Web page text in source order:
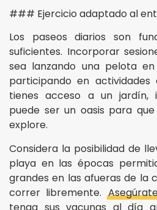
### Ejercicio adaptado al
Los paseos diarios son
suficientes. Incorporar
sea lanzando una pelota
participando en actividades
tienes acceso a un jardín,
puede ser un oasis para
explore.
Considera la posibilidad de
playa en las épocas
grandes en las afueras de la
correr libremente.
tenga sus vacunas al día